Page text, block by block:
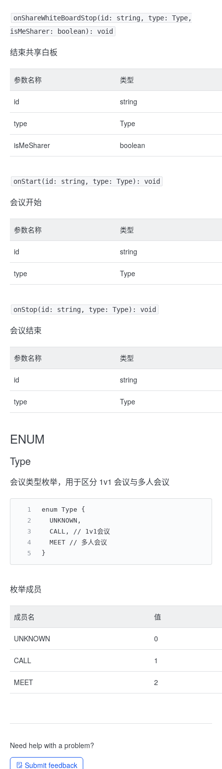
onShareWhiteBoardStop(id: string, type: Type,
isMeSharer: boolean): void
结束共享白板
参数名称 类型
id string
type Type
isMeSharer boolean
onStart(id: string, type: Type): void
会议开始
参数名称 类型
id string
type Type
onStop(id: string, type: Type): void
会议结束
参数名称 类型
id string
type Type
ENUM
Type
会议类型枚举，用于区分 1v1 会议与多人会议
enum Type {
  UNKNOWN,
  CALL, // 1v1会议
  MEET // 多人会议
}
枚举成员
成员名 值
UNKNOWN 0
CALL 1
MEET 2
Need help with a problem?
Submit feedback